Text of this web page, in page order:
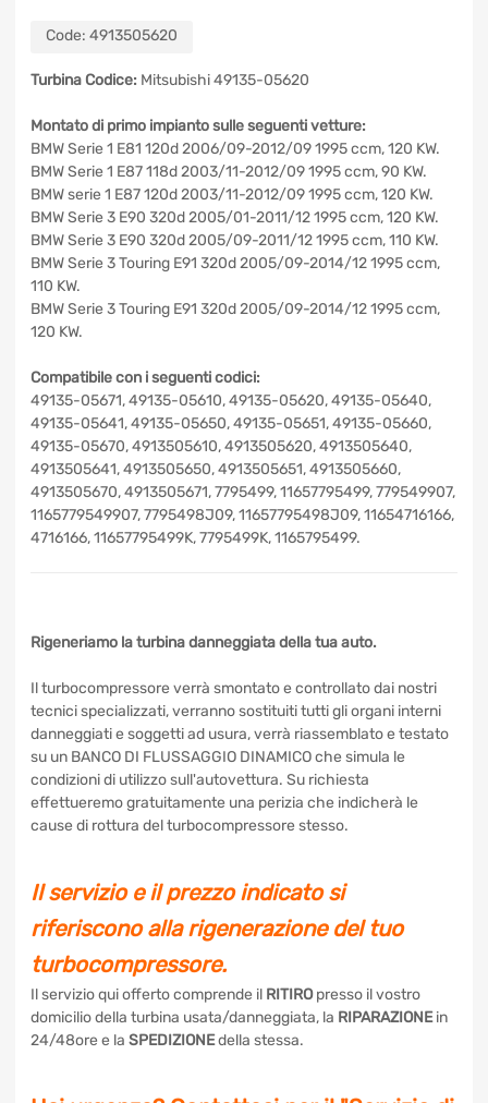
Code: 4913505620
Turbina Codice: Mitsubishi 49135-05620
Montato di primo impianto sulle seguenti vetture:
BMW Serie 1 E81 120d 2006/09-2012/09 1995 ccm, 120 KW.
BMW Serie 1 E87 118d 2003/11-2012/09 1995 ccm, 90 KW.
BMW serie 1 E87 120d 2003/11-2012/09 1995 ccm, 120 KW.
BMW Serie 3 E90 320d 2005/01-2011/12 1995 ccm, 120 KW.
BMW Serie 3 E90 320d 2005/09-2011/12 1995 ccm, 110 KW.
BMW Serie 3 Touring E91 320d 2005/09-2014/12 1995 ccm,
110 KW.
BMW Serie 3 Touring E91 320d 2005/09-2014/12 1995 ccm,
120 KW.
Compatibile con i seguenti codici:
49135-05671, 49135-05610, 49135-05620, 49135-05640,
49135-05641, 49135-05650, 49135-05651, 49135-05660,
49135-05670, 4913505610, 4913505620, 4913505640,
4913505641, 4913505650, 4913505651, 4913505660,
4913505670, 4913505671, 7795499, 11657795499,
779549907, 1165779549907, 7795498J09,
11657795498J09, 11654716166, 4716166, 11657795499K,
Il turbocompressore verrà smontato e controllato dai nostri
tecnici specializzati, verranno sostituiti tutti gli organi interni
danneggiati e soggetti ad usura, verrà riassemblato e
testato su un BANCO DI FLUSSAGGIO DINAMICO che
simula le condizioni di utilizzo sull'autovettura. Su richiesta
effettueremo gratuitamente una perizia che indicherà le
Il servizio e il prezzo indicato si
riferiscono alla rigenerazione del tuo
turbocompressore.
Il servizio qui offerto comprende ilRITIROpresso il vostro
domicilio della turbina usata/danneggiata, la